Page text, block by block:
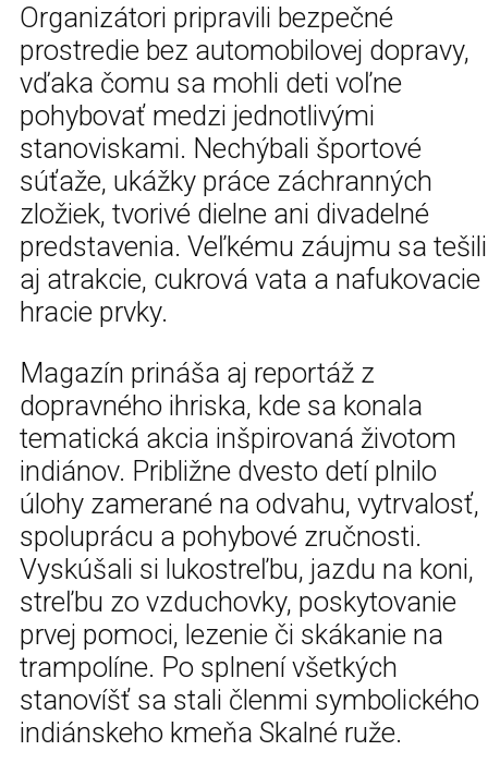
Organizátori pripravili bezpečné
prostredie bez automobilovej dopravy,
vďaka čomu sa mohli deti voľne
pohybovať medzi jednotlivými
stanoviskami. Nechýbali športové
súťaže, ukážky práce záchranných
zložiek, tvorivé dielne ani divadelné
predstavenia. Veľkému záujmu sa tešili
aj atrakcie, cukrová vata a nafukovacie
hracie prvky.
Magazín prináša aj reportáž z
dopravného ihriska, kde sa konala
tematická akcia inšpirovaná životom
indiánov. Približne dvesto detí plnilo
úlohy zamerané na odvahu, vytrvalosť,
spoluprácu a pohybové zručnosti.
Vyskúšali si lukostreľbu, jazdu na koni,
streľbu zo vzduchovky, poskytovanie
prvej pomoci, lezenie či skákanie na
trampolíne. Po splnení všetkých
stanovíšť sa stali členmi symbolického
indiánskeho kmeňa Skalné ruže.